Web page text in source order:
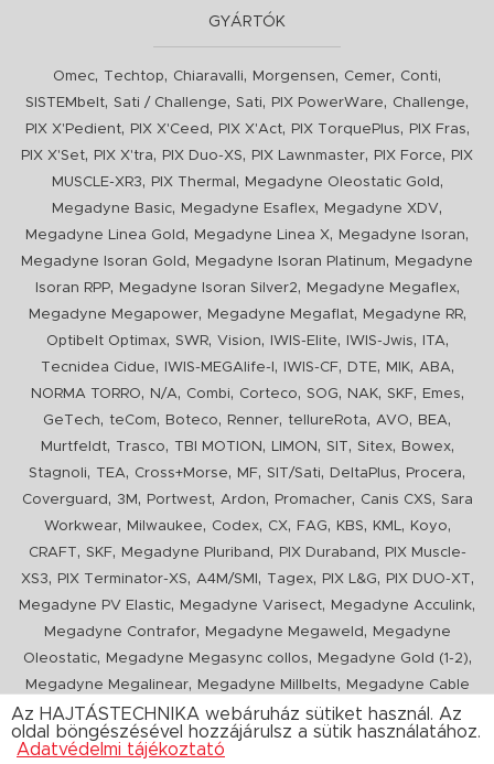
GYÁRTÓK
Omec, Techtop, Chiaravalli, Morgensen, Cemer, Conti,
SISTEMbelt, Sati / Challenge, Sati, PIX PowerWare, Challenge,
PIX X'Pedient, PIX X'Ceed , PIX X'Act, PIX TorquePlus, PIX Fras,
PIX X'Set, PIX X'tra, PIX Duo-XS, PIX Lawnmaster, PIX Force,
PIX
MUSCLE-XR3, PIX Thermal , Megadyne Oleostatic Gold ,
Megadyne Basic, Megadyne Esaflex, Megadyne XDV,
Megadyne Linea Gold , Megadyne Linea X, Megadyne Isoran,
Megadyne Isoran Gold , Megadyne Isoran Platinum,
Megadyne
Isoran RPP, Megadyne Isoran Silver2, Megadyne Megaflex,
Megadyne Megapower, Megadyne Megaflat, Megadyne RR,
Optibelt Optimax, SWR, Vision, IWIS-Elite, IWIS-Jwis, ITA,
Tecnidea Cidue, IWIS-MEGAlife-I , IWIS-CF, DTE, MIK, ABA,
NORMA TORRO, N/A, Combi, Corteco, SOG, NAK, SKF, Emes,
GeTech, teCom, Boteco, Renner, tellureRota, AVO, BEA,
Murtfeldt, Trasco, TBI MOTION , LIMON , SIT, Sitex, Bowex,
Stagnoli, TEA, Cross+Morse, MF, SIT/Sati, DeltaPlus, Procera,
Coverguard , 3M , Portwest, Ardon, Promacher, Canis CXS, Sara
Workwear, Milwaukee, Codex, CX, FAG, KBS, KML, Koyo,
CRAFT, SKF, Megadyne Pluriband , PIX Duraband ,
PIX Muscle-
XS3, PIX Terminator-XS, A4M/SMI , Tagex, PIX L&G, PIX DUO-XT,
Megadyne PV Elastic, Megadyne Varisect, Megadyne Acculink,
Megadyne Contrafor, Megadyne Megaweld ,
Megadyne
Oleostatic, Megadyne Megasync collos, Megadyne Gold (1-2),
Megadyne Megalinear, Megadyne Millbelts,
Megadyne Cable
Pull, PIX X'Ceed,Megadyne Pull Down, Optibelt VB,Mitsuboshi
ConCar,Megadyne Megarib ,PIX HARVESTER,Urgent
Az HAJTÁSTECHNIKA webáruház sütiket használ. Az
oldal böngészésével hozzájárulsz a sütik használatához.
Adatvédelmi tájékoztató